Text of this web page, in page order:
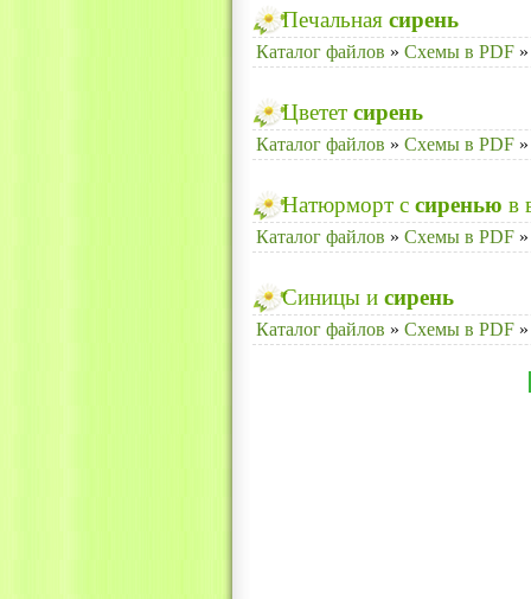
Печальная сирень
Каталог файлов » Схемы в PDF »
Цветет сирень
Каталог файлов » Схемы в PDF »
Натюрморт с сиренью в
Каталог файлов » Схемы в PDF »
Синицы и сирень
Каталог файлов » Схемы в PDF »